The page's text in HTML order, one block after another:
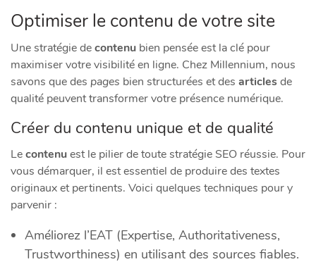
Optimiser le contenu de votre site
Une stratégie decontenu bien pensée est la clé pour
maximiser votre visibilité en ligne. Chez Millennium, nous
savons que des pages bien structurées et des articlesde
qualité peuvent transformer votre présence numérique.
Créer du contenu unique et de qualité
Lecontenuest le pilier de toute stratégie SEO réussie. Pour
vous démarquer, il est essentiel de produire des textes
originaux et pertinents. Voici quelques techniques pour y
parvenir :
Améliorez l’EAT (Expertise, Authoritativeness,
Trustworthiness) en utilisant des sources fiables.